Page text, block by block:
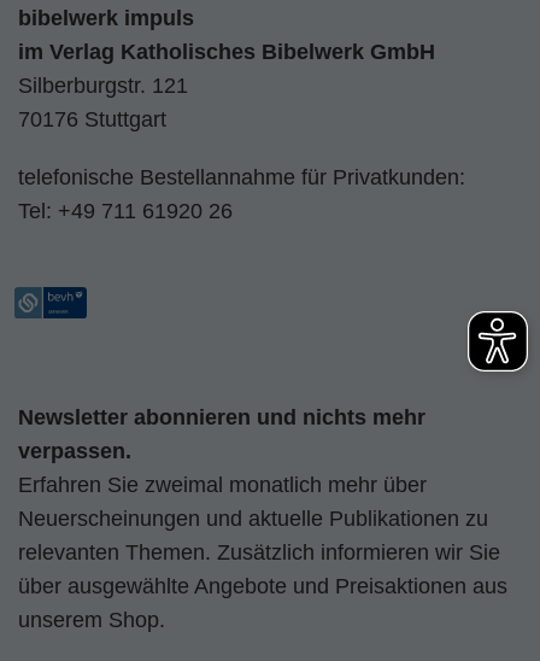
bibelwerk impuls
im Verlag Katholisches Bibelwerk GmbH
Silberburgstr. 121
70176 Stuttgart
telefonische Bestellannahme für Privatkunden:
Tel: +49 711 61920 26
Newsletter abonnieren und nichts mehr
verpassen.
Erfahren Sie zweimal monatlich mehr über
Neuerscheinungen und aktuelle Publikationen zu
relevanten Themen. Zusätzlich informieren wir Sie
über ausgewählte Angebote und Preisaktionen aus
unserem Shop.